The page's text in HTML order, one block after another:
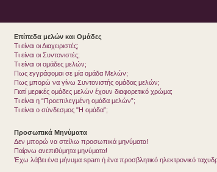
Επίπεδα μελών και Ομάδες
Τι είναι οι Διαχειριστές;
Τι είναι οι Συντονιστές;
Τι είναι οι ομάδες μελών;
Πως εγγράφομαι σε μία ομάδα Μελών;
Πως μπορώ να γίνω Συντονιστής ομάδας μελών;
Γιατί μερικές ομάδες μελών έχουν διαφορετικό χρώμα;
Τι είναι η “Προεπιλεγμένη ομάδα μελών”;
Τι είναι ο σύνδεσμος "Η ομάδα”;
Προσωπικά Μηνύματα
Δεν μπορώ να στείλω προσωπικά μηνύματα!
Παίρνω ανεπιθύμητα μηνύματα!
Έχω λάβει ένα μήνυμα spam ή ένα προσβλητικό ηλεκτρονικό